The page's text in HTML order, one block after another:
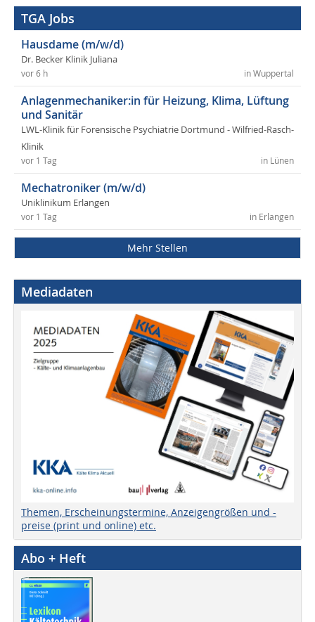
TGA Jobs
Hausdame (m/w/d)
Dr. Becker Klinik Juliana
in Wuppertal
vor 6 h
Anlagenmechaniker:in für Heizung, Klima, Lüftung
und Sanitär
LWL-Klinik für Forensische Psychiatrie Dortmund - Wilfried-Rasch-
Klinik
in Lünen
vor 1 Tag
Mechatroniker (m/w/d)
Uniklinikum Erlangen
in Erlangen
vor 1 Tag
Mehr Stellen
Mediadaten
Themen, Erscheinungstermine, Anzeigengrößen und -
preise (print und online) etc.
Abo + Heft